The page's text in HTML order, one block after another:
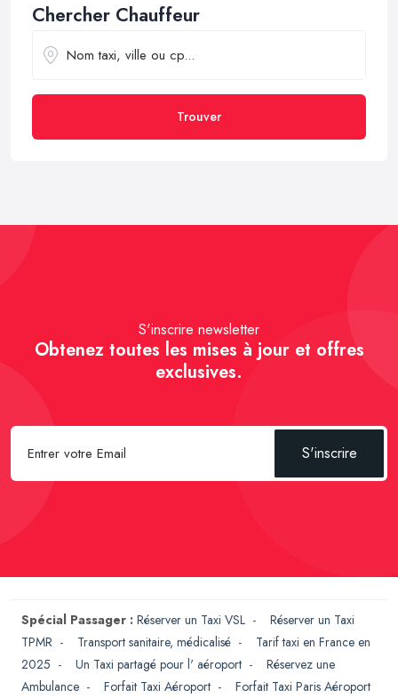
Chercher Chauffeur
Trouver
S'inscrire newsletter
Obtenez toutes les mises à jour et offres
exclusives.
S'inscrire
Spécial Passager : Réserver un Taxi VSL - Réserver un Taxi
TPMR - Transport sanitaire, médicalisé - Tarif taxi en France en
2025 - Un Taxi partagé pour l' aéroport - Réservez une
Ambulance - Forfait Taxi Aéroport - Forfait Taxi Paris Aéroport